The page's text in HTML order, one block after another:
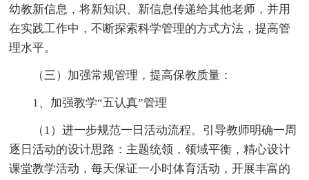
幼教新信息，将新知识、新信息传递给其他老师，并用
在实践工作中，不断探索科学管理的方式方法，提高管
理水平。
（三）加强常规管理，提高保教质量：
1、加强教学“五认真”管理
（1）进一步规范一日活动流程。引导教师明确一周
逐日活动的设计思路：主题统领，领域平衡，精心设计
课堂教学活动，每天保证一小时体育活动，开展丰富的